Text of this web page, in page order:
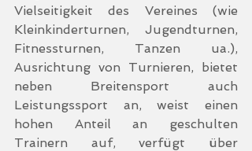
Vielseitigkeit des Vereines (wie
Kleinkinderturnen, Jugendturnen,
Fitnessturnen, Tanzen ua.),
Ausrichtung von Turnieren, bietet
neben Breitensport auch
Leistungssport an, weist einen
hohen Anteil an geschulten
Trainern auf, verfügt über